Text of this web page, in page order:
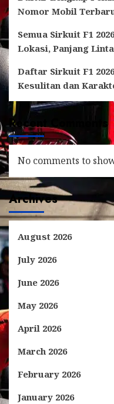
Nomor Mobil
Semua Sirkuit F1
Lokasi, Panjang
Daftar Sirkuit F1
Kesulitan dan
Recent Comments
No comments to
Archives
August 2026
July 2026
June 2026
May 2026
April 2026
March 2026
February 2026
January 2026